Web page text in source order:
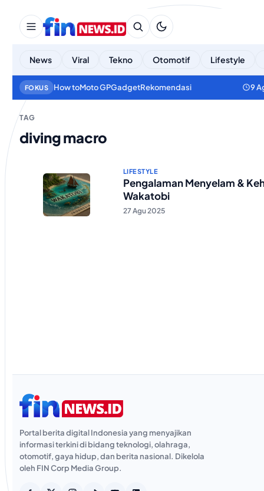
News Viral Tekno Otomotif Lifestyle
FOKUS How toMoto GPGadgetRekomendasi 9
TAG
diving macro
LIFESTYLE
Pengalaman Menyelam &
Wakatobi
27 Agu 2025
Portal berita digital Indonesia yang menyajikan
informasi terkini di bidang teknologi, olahraga,
otomotif, gaya hidup, dan berita nasional. Dikelola
oleh FIN Corp Media Group.